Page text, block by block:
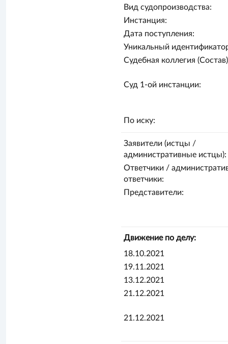
Вид судопроизводства:
Инстанция:
Дата поступления:
Уникальный
Судебная коллегия
Суд 1-ой инстанции:
По иску:
Заявители (истцы /
административные истцы):
Ответчики /
ответчики:
Представители:
Движение по делу:
18.10.2021
19.11.2021
13.12.2021
21.12.2021
21.12.2021